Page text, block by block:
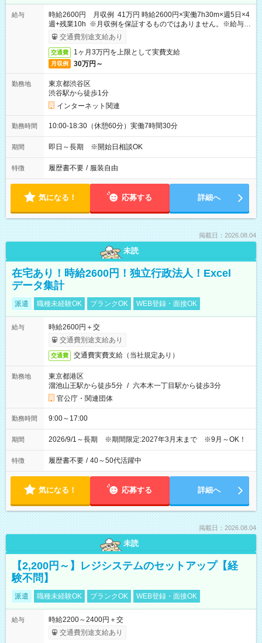
給与
時給2600円 月収例 41万円 時給2600円×実働7h30m×週5日×4
週+残業10h ※月収例を保証するものではありません。※給与即
受取りサービス利用可（利用条件有）
交通費別途支給あり
交通費 1ヶ月3万円を上限として実費支給
月収例 30万円～
勤務地
東京都渋谷区
渋谷駅から徒歩1分
インターネット関連
勤務時間 10:00-18:30（休憩60分）実働7時間30分
期間 即日～長期 ※開始日相談OK
特徴 履歴書不要 / 服装自由
気になる！ 応募する 詳細へ
掲載日：2026.08.04
未読
在宅あり！時給2600円！独立行政法人！Excel
データ集計
派遣 職種未経験OK ブランクOK WEB登録・面接OK
給与
時給2600円＋交
交通費別途支給あり
交通費 交通費実費支給（当社規定あり）
勤務地
東京都港区
溜池山王駅から徒歩5分 / 六本木一丁目駅から徒歩3分
官公庁・関連団体
勤務時間 9:00～17:00
期間 2026/9/1～長期 ※期間限定:2027年3月末まで ※9月～OK！
特徴 履歴書不要 / 40～50代活躍中
気になる！ 応募する 詳細へ
掲載日：2026.08.04
未読
【2,200円～】レジシステムのセットアップ【経
験不問】
派遣 職種未経験OK ブランクOK WEB登録・面接OK
給与
時給2200～2400円＋交
交通費別途支給あり